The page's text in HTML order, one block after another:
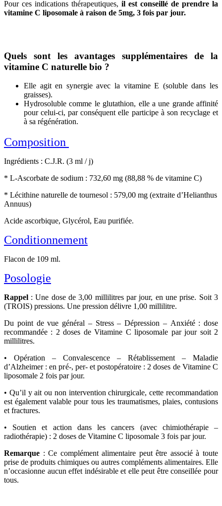
Pour ces indications thérapeutiques, il est conseillé de prendre la
vitamine C liposomale à raison de 5mg, 3 fois par jour.
Quels sont les avantages supplémentaires de la
vitamine C naturelle bio ?
Elle agit en synergie avec la vitamine E (soluble dans les
graisses).
Hydrosoluble comme le glutathion, elle a une grande affinité
pour celui-ci, par conséquent elle participe à son recyclage et
à sa régénération.
Composition
Ingrédients : C.J.R. (3 ml / j)
* L-Ascorbate de sodium : 732,60 mg (88,88 % de vitamine C)
* Lécithine naturelle de tournesol : 579,00 mg (extraite d’Helianthus
Annuus)
Acide ascorbique, Glycérol, Eau purifiée.
Conditionnement
Flacon de 109 ml.
Posologie
Rappel : Une dose de 3,00 millilitres par jour, en une prise. Soit 3
(TROIS) pressions. Une pression délivre 1,00 millilitre.
Du point de vue général – Stress – Dépression – Anxiété : dose
recommandée : 2 doses de Vitamine C liposomale par jour soit 2
millilitres.
• Opération – Convalescence – Rétablissement – Maladie
d’Alzheimer : en pré-, per- et postopératoire : 2 doses de Vitamine C
liposomale 2 fois par jour.
• Qu’il y ait ou non intervention chirurgicale, cette recommandation
est également valable pour tous les traumatismes, plaies, contusions
et fractures.
• Soutien et action dans les cancers (avec chimiothérapie –
radiothérapie) : 2 doses de Vitamine C liposomale 3 fois par jour.
Remarque : Ce complément alimentaire peut être associé à toute
prise de produits chimiques ou autres compléments alimentaires. Elle
n’occasionne aucun effet indésirable et elle peut être conseillée pour
tous.